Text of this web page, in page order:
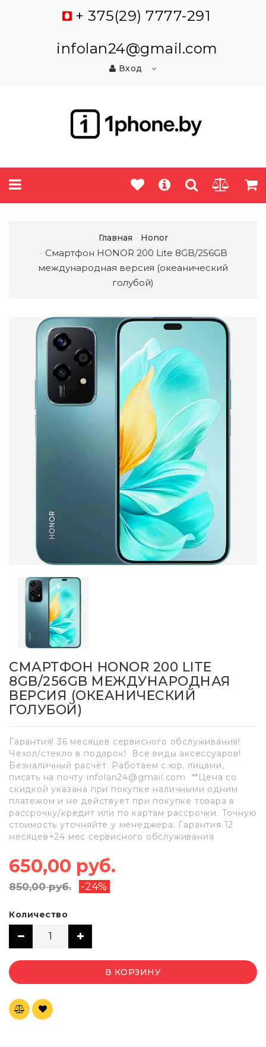
+ 375(29) 7777-291
infolan24@gmail.com
Вход
Главная Honor
Смартфон HONOR 200 Lite 8GB/256GB
международная версия (океанический
голубой)
СМАРТФОН HONOR 200 LITE
8GB/256GB МЕЖДУНАРОДНАЯ
ВЕРСИЯ (ОКЕАНИЧЕСКИЙ
ГОЛУБОЙ)
Гарантия! 36 месяцев сервисного обслуживания!
Чехол/стекло в подарок! Все виды аксессуаров!
Безналичный расчёт. Работаем с юр. лицами,
писать на почту infolan24@gmail.com **Цена со
скидкой указана при покупке наличными одним
платежом и не действует при покупке товара в
рассрочку/кредит или по картам рассрочки. Точную
стоимость уточняйте у менеджера. Гарантия 12
месяцев+24 мес сервисного обслуживания
650,00 руб.
850,00 руб. -24%
Количество
В КОРЗИНУ